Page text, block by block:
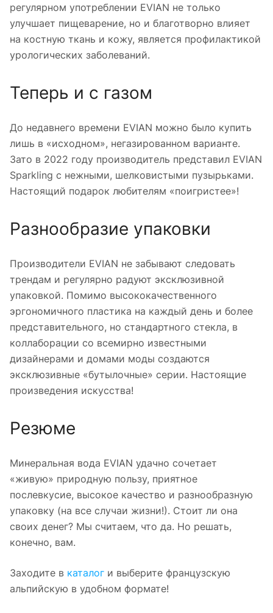
регулярном употреблении EVIAN не только
улучшает пищеварение, но и благотворно влияет
на костную ткань и кожу, является профилактикой
урологических заболеваний.
Теперь и с газом
До недавнего времени EVIAN можно было купить
лишь в «исходном», негазированном варианте.
Зато в 2022 году производитель представил EVIAN
Sparkling с нежными, шелковистыми пузырьками.
Настоящий подарок любителям «поигристее»!
Разнообразие упаковки
Производители EVIAN не забывают следовать
трендам и регулярно радуют эксклюзивной
упаковкой. Помимо высококачественного
эргономичного пластика на каждый день и более
представительного, но стандартного стекла, в
коллаборации со всемирно известными
дизайнерами и домами моды создаются
эксклюзивные «бутылочные» серии. Настоящие
произведения искусства!
Резюме
Минеральная вода EVIAN удачно сочетает
«живую» природную пользу, приятное
послевкусие, высокое качество и разнообразную
упаковку (на все случаи жизни!). Стоит ли она
своих денег? Мы считаем, что да. Но решать,
конечно, вам.
Заходите в каталог и выберите французскую
альпийскую в удобном формате!